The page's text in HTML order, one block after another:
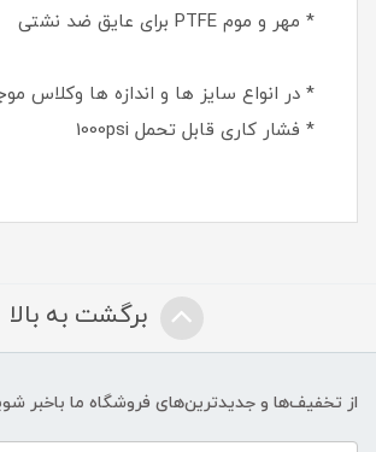
* مهر و موم PTFE برای عایق ضد نشتی
* در انواع سایز ها و اندازه ها وکلاس
* فشار کاری قابل تحمل 1000psi
برگشت به بالا
از تخفیف‌ها و جدیدترین‌های فروشگاه ما باخبر